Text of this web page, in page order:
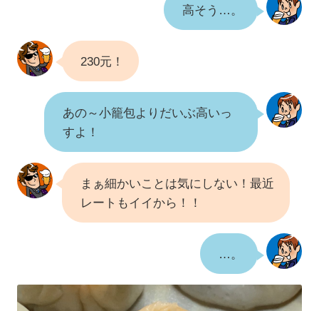
高そう…。
230元！
あの～小籠包よりだいぶ高いっ
すよ！
まぁ細かいことは気にしない！最近
レートもイイから！！
…。